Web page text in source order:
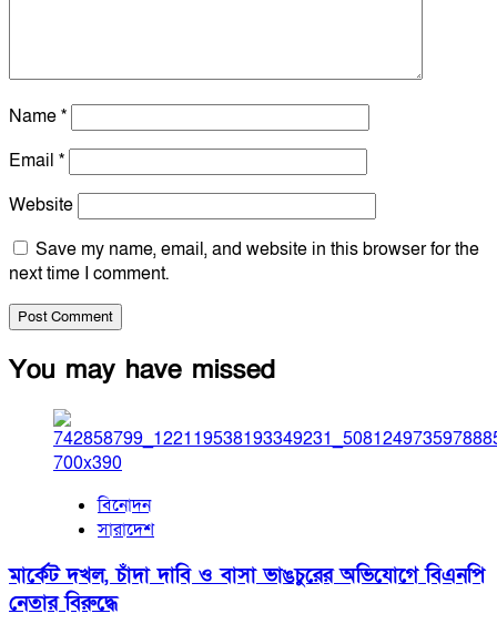
Name*
Email *
Website
Save my name, email, and website in this browser for the
next time I comment.
You may have missed
বিনোদন
সারাদেশ
মার্কেট দখল, চাঁদা দাবি ও বাসা ভাঙচুরের অভিযোগে বিএনপি
নেতার বিরুদ্ধে